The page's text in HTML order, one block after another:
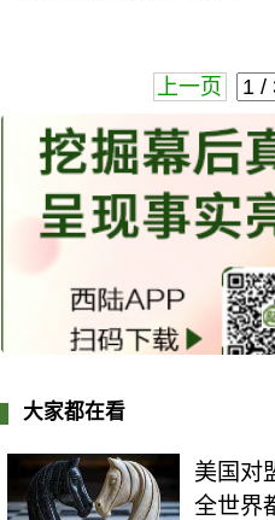
上一页
大家都在看
美国对
全世界